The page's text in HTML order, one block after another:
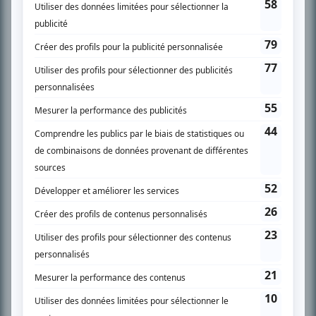
l’actualité télévisuelle au 98,5.
En savoir plus »
PLAN DU SITE
Accueil
Liste des oeuvres
Recherche avancée
À propos